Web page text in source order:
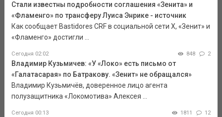
Стали известны подробности соглашения «Зенита» и
«Фламенго» по трансферу Луиса Энрике - источник
Как сообщает Bastidores CRF в социальной сети Х, «Зенит» и
«Фламенго» достигли ...
Сегодня 02:02 848 2
Владимир Кузьмичев: «У «Локо» есть письмо от
«Галатасарая» по Батракову. «Зенит» не обращался»
Владимир Кузьмичёв, доверенное лицо агента
полузащитника «Локомотива» Алексея ...
Сегодня 00:13 1811 12